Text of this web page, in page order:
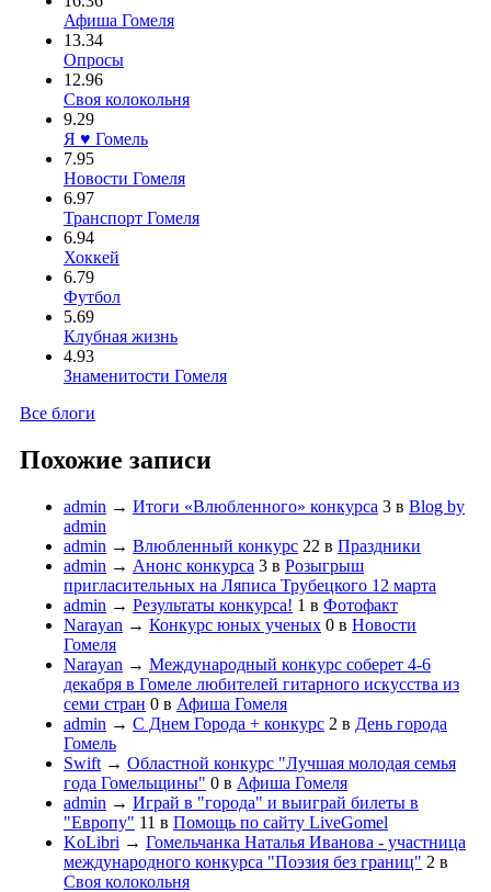
Афиша Гомеля
13.34
Опросы
12.96
Своя колокольня
9.29
Я ♥ Гомель
7.95
Новости Гомеля
6.97
Транспорт Гомеля
6.94
Хоккей
6.79
Футбол
5.69
Клубная жизнь
4.93
Знаменитости Гомеля
Все блоги
Похожие записи
admin → Итоги «Влюбленного» конкурса 3 в Blog by
admin
admin → Влюбленный конкурс 22 в Праздники
admin → Анонс конкурса 3 в Розыгрыш
пригласительных на Ляписа Трубецкого 12 марта
admin → Результаты конкурса! 1 в Фотофакт
Narayan → Конкурс юных ученых 0 в Новости
Гомеля
Narayan → Международный конкурс соберет 4-6
декабря в Гомеле любителей гитарного искусства из
семи стран 0 в Афиша Гомеля
admin → С Днем Города + конкурс 2 в День города
Гомель
Swift → Областной конкурс "Лучшая молодая семья
года Гомельщины" 0 в Афиша Гомеля
admin → Играй в "города" и выиграй билеты в
"Европу" 11 в Помощь по сайту LiveGomel
KoLibri → Гомельчанка Наталья Иванова - участница
международного конкурса "Поэзия без границ" 2 в
Своя колокольня